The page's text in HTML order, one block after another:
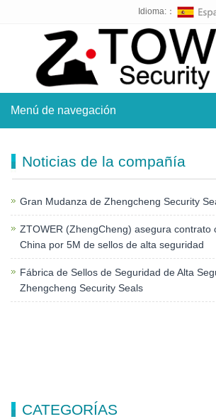
Idioma:：
Menú de navegación
Noticias de la compañía
Gran Mudanza de Zhengcheng Security
ZTOWER (ZhengCheng) asegura contrato
China por 5M de sellos de alta seguridad
Fábrica de Sellos de Seguridad de Alta
Zhengcheng Security Seals
CATEGORÍAS